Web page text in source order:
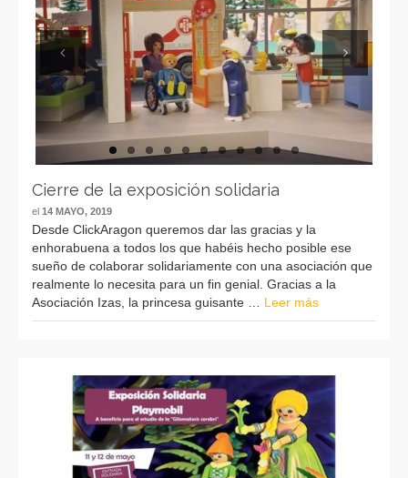
Previous Next
Cierre de la exposición solidaria
el 14 MAYO, 2019
Desde ClickAragon queremos dar las gracias y la
enhorabuena a todos los que habéis hecho posible ese
sueño de colaborar solidariamente con una asociación que
realmente lo necesita para un fin genial. Gracias a la
Asociación Izas, la princesa guisante … Leer más